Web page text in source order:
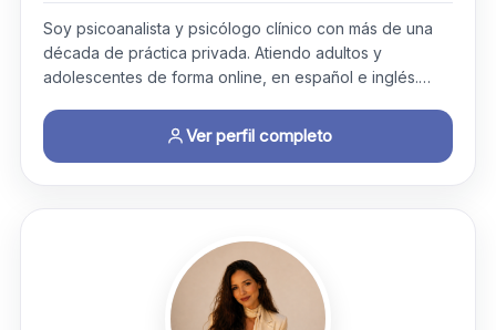
Soy psicoanalista y psicólogo clínico con más de una
década de práctica privada. Atiendo adultos y
adolescentes de forma online, en español e inglés.…
Ver perfil completo